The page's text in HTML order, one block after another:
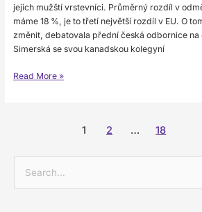
jejich mužští vrstevníci. Průměrný rozdíl v
máme 18 %, je to třetí největší rozdíl v EU. O
změnit, debatovala přední česká odbornice
Simerská se svou kanadskou kolegyní
Read More »
1 2 … 18